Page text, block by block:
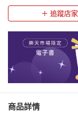
追蹤店家
商品詳情